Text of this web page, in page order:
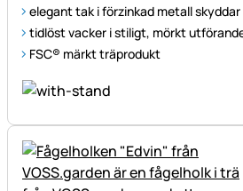
elegant tak i förzinkad metall
tidlöst vacker i stiligt, mörkt
FSC® märkt träprodukt